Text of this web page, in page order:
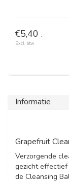
€5,40 .
Excl. btw
Informatie
Grapefruit
Verzorgende
gezicht effectief
de Cleansing